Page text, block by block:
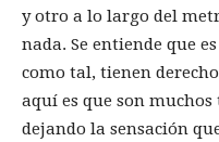
y otro a lo largo del
nada. Se entiende que
como tal, tienen
aquí es que son
dejando la sensación